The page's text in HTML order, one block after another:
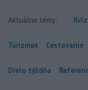
Aktuálne témy:
Turizmus Cestovanie
Dielo týždňa